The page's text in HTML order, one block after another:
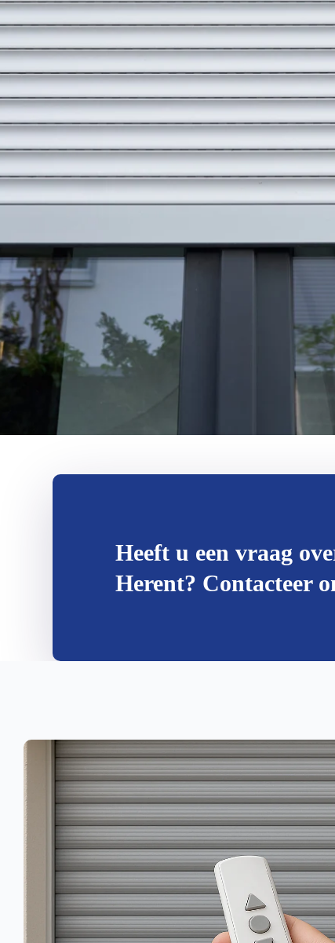
Heeft u een vraag
Herent? Contacteer